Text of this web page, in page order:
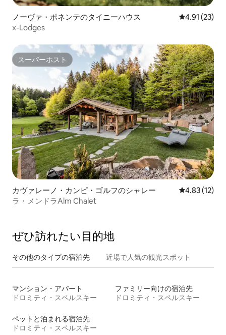
ノーヴァ・ポネンテのタイニーハウス レビュー23
4.91 (23)
x-Lodges
スーパーホスト
スーパーホスト
カヴァレーノ・カンピ・ゴルフのシャレー レビュー12
4.83 (12)
ラ・メンドラAlm Chalet
ぜひ訪⁠れ⁠た⁠い目⁠的⁠地
その他のタ⁠イ⁠プ⁠の宿⁠泊⁠先 近場で人気の観光スポット
マンション・アパート
ドロミティ・スペルスキー
ファミリー向けの宿泊先
ドロミティ・スペルスキー
ペットと泊まれる宿泊先
ドロミティ・スペルスキー